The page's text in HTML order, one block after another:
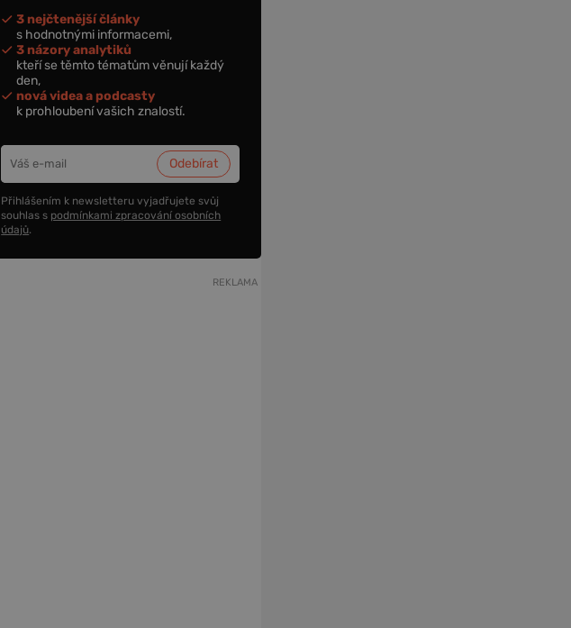
3 nejčtenější články
s hodnotnými informacemi,
3 názory analytiků
kteří se těmto tématům věnují každý
den,
nová videa a podcasty
k prohloubení vašich znalostí.
Přihlášením k newsletteru vyjadřujete svůj
souhlas s podmínkami zpracování osobních
údajů.
REKLAMA